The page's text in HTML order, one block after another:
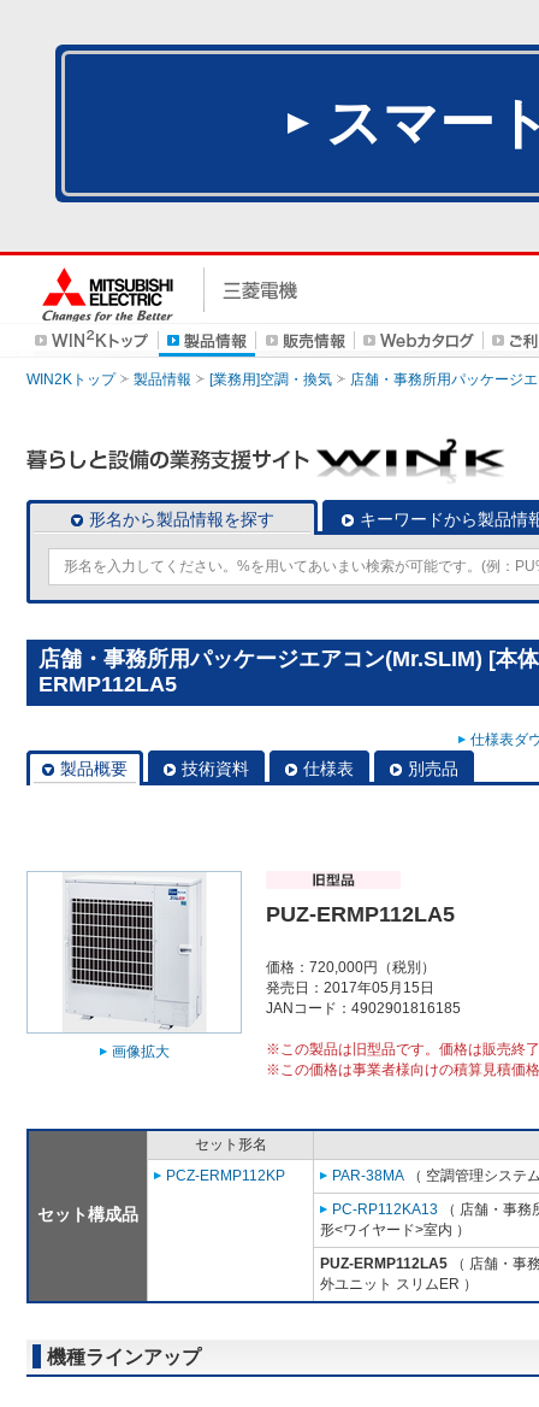
スマー
WIN2Kトップ 製品情報 [業務用]空調・換気 店舗・事務所用パッケージ
形名から製品情報を探す キーワードから製品情
店舗・事務所用パッケージエアコン(Mr.SLIM) [本
ERMP112LA5
仕様表ダ
製品概要 技術資料 仕様表 別売品
画像拡大
PUZ-ERMP112LA5
価格：720,000円（税別）
発売日：2017年05月15日
JANコード：4902901816185
※この製品は旧型品です。価格は販売終
※この価格は事業者様向けの積算見積価
セット構成品
セット形名
PCZ-ERMP112KP
PAR-38MA （ 空調管理システ
PC-RP112KA13 （ 店舗・事
形<ワイヤード>室内 ）
PUZ-ERMP112LA5 （ 店舗・事
外ユニット スリムER ）
機種ラインアップ